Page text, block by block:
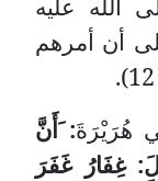
أن أمرهم
هُرَيْرَةَ: َأَنَّ
غِفَارُ غَفَرَ